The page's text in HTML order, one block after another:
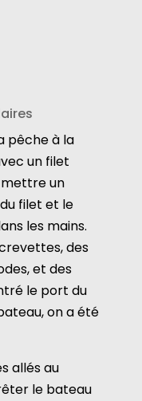
pêche à la
un filet
mettre un
filet et le
les mains.
des
et des
le port du
on a été
allés au
le bateau